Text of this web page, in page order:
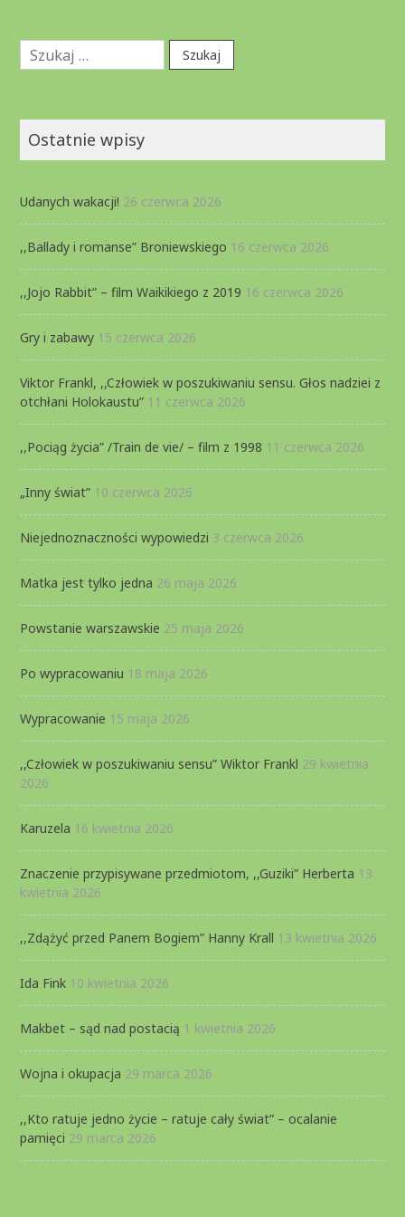
Szukaj:
Ostatnie wpisy
Udanych wakacji! 26 czerwca 2026
,,Ballady i romanse” Broniewskiego 16 czerwca 2026
,,Jojo Rabbit” – film Waikikiego z 2019 16 czerwca 2026
Gry i zabawy 15 czerwca 2026
Viktor Frankl, ,,Człowiek w poszukiwaniu sensu. Głos nadziei z
otchłani Holokaustu” 11 czerwca 2026
,,Pociąg życia” /Train de vie/ – film z 1998 11 czerwca 2026
„Inny świat” 10 czerwca 2026
Niejednoznaczności wypowiedzi 3 czerwca 2026
Matka jest tylko jedna 26 maja 2026
Powstanie warszawskie 25 maja 2026
Po wypracowaniu 18 maja 2026
Wypracowanie 15 maja 2026
,,Człowiek w poszukiwaniu sensu” Wiktor Frankl 29 kwietnia
2026
Karuzela 16 kwietnia 2026
Znaczenie przypisywane przedmiotom, ,,Guziki” Herberta 13
kwietnia 2026
,,Zdążyć przed Panem Bogiem” Hanny Krall 13 kwietnia 2026
Ida Fink 10 kwietnia 2026
Makbet – sąd nad postacią 1 kwietnia 2026
Wojna i okupacja 29 marca 2026
,,Kto ratuje jedno życie – ratuje cały świat” – ocalanie
pamięci 29 marca 2026